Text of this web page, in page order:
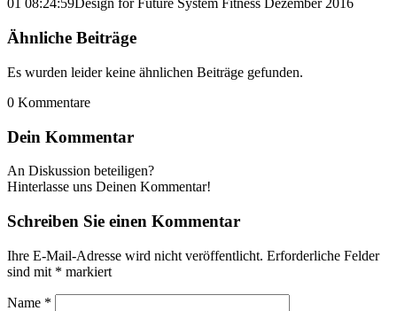
01 08:24:59 Design for Future System Fitness Dezember 2016
Ähnliche Beiträge
Es wurden leider keine ähnlichen Beiträge gefunden.
0 Kommentare
Dein Kommentar
An Diskussion beteiligen?
Hinterlasse uns Deinen Kommentar!
Schreiben Sie einen Kommentar
Ihre E-Mail-Adresse wird nicht veröffentlicht. Erforderliche Felder
sind mit * markiert
Name *